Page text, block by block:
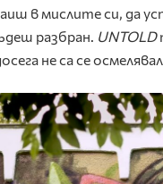
в мислите си, да
разбран. UNTOLD
не са се